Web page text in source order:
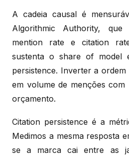
A cadeia causal é
Algorithmic Authority,
mention rate e citation
sustenta o share of model
persistence. Inverter a
em volume de menções com
orçamento.
Citation persistence é a
Medimos a mesma resposta
se a marca cai entre as